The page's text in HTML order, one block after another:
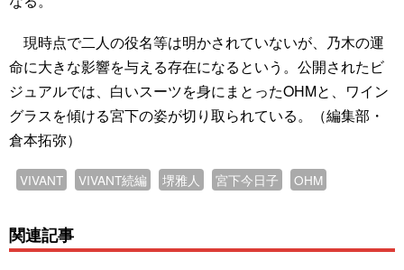
現時点で二人の役名等は明かされていないが、乃木の運
命に大きな影響を与える存在になるという。公開されたビ
ジュアルでは、白いスーツを身にまとったOHMと、ワイン
グラスを傾ける宮下の姿が切り取られている。（編集部・
倉本拓弥）
VIVANT VIVANT続編 堺雅人 宮下今日子 OHM
関連記事